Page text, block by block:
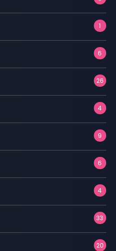
1
6
26
4
9
6
4
33
20